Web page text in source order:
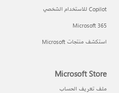
Copilot للاستخدام الشخصي
Microsoft 365
استكشف منتجات Microsoft
Microsoft Store
ملف تعريف الحساب